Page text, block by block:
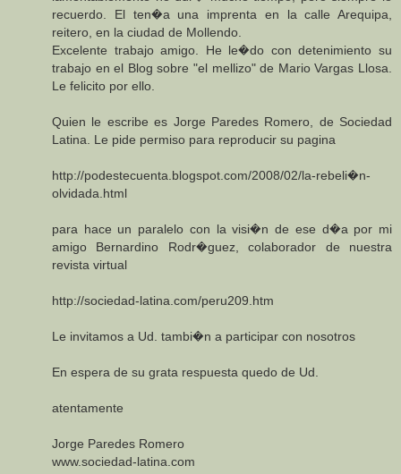
recuerdo. El ten�a una imprenta en la calle Arequipa,
reitero, en la ciudad de Mollendo.
Excelente trabajo amigo. He le�do con detenimiento su
trabajo en el Blog sobre "el mellizo" de Mario Vargas Llosa.
Le felicito por ello.
Quien le escribe es Jorge Paredes Romero, de Sociedad
Latina. Le pide permiso para reproducir su pagina
http://podestecuenta.blogspot.com/2008/02/la-rebeli�n-
olvidada.html
para hace un paralelo con la visi�n de ese d�a por mi
amigo Bernardino Rodr�guez, colaborador de nuestra
revista virtual
http://sociedad-latina.com/peru209.htm
Le invitamos a Ud. tambi�n a participar con nosotros
En espera de su grata respuesta quedo de Ud.
atentamente
Jorge Paredes Romero
www.sociedad-latina.com